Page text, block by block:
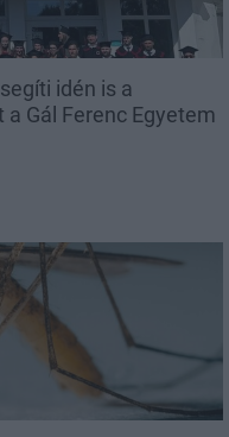
idén is a
Gál Ferenc Egyetem